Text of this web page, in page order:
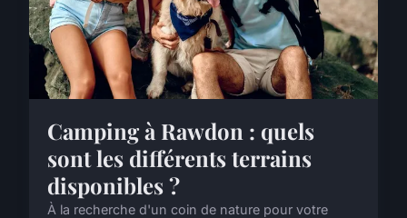
Camping à Rawdon : quels
sont les différents terrains
disponibles ?
À la recherche d'un coin de nature pour votre